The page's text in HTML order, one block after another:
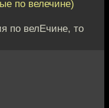
по велечинe)
по велЕчине, то